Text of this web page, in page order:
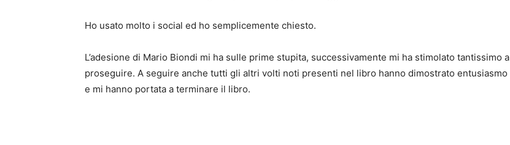
Ho usato molto i social ed ho semplicemente chiesto.
L’adesione di Mario Biondi mi ha sulle prime stupita, successivamente mi ha stimolato tantissimo a
proseguire. A seguire anche tutti gli altri volti noti presenti nel libro hanno dimostrato entusiasmo
e mi hanno portata a terminare il libro.